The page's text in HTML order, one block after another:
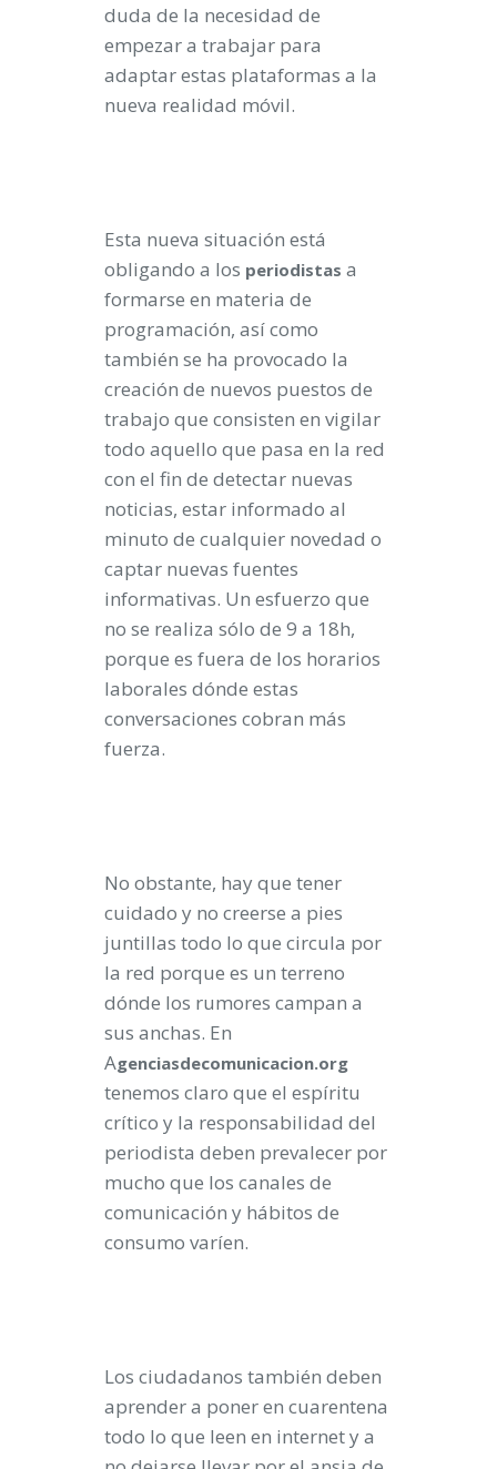
duda de la necesidad de
empezar a trabajar para
adaptar estas plataformas a la
nueva realidad móvil.
Esta nueva situación está
obligando a los periodistas a
formarse en materia de
programación, así como
también se ha provocado la
creación de nuevos puestos de
trabajo que consisten en vigilar
todo aquello que pasa en la red
con el fin de detectar nuevas
noticias, estar informado al
minuto de cualquier novedad o
captar nuevas fuentes
informativas. Un esfuerzo que
no se realiza sólo de 9 a 18h,
porque es fuera de los horarios
laborales dónde estas
conversaciones cobran más
fuerza.
No obstante, hay que tener
cuidado y no creerse a pies
juntillas todo lo que circula por
la red porque es un terreno
dónde los rumores campan a
sus anchas. En
Agenciasdecomunicacion.org
tenemos claro que el espíritu
crítico y la responsabilidad del
periodista deben prevalecer por
mucho que los canales de
comunicación y hábitos de
consumo varíen.
Los ciudadanos también deben
aprender a poner en cuarentena
todo lo que leen en internet y a